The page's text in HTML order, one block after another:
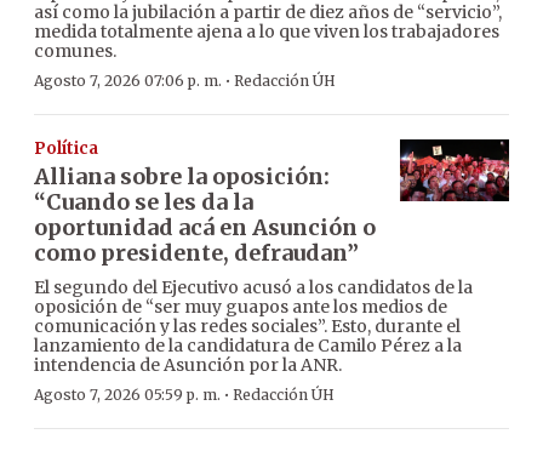
así como la jubilación a partir de diez años de “servicio”,
medida totalmente ajena a lo que viven los trabajadores
comunes.
Agosto 7, 2026 07:06 p. m. · Redacción ÚH
Política
Alliana sobre la oposición:
“Cuando se les da la
oportunidad acá en Asunción o
como presidente, defraudan”
El segundo del Ejecutivo acusó a los candidatos de la
oposición de “ser muy guapos ante los medios de
comunicación y las redes sociales”. Esto, durante el
lanzamiento de la candidatura de Camilo Pérez a la
intendencia de Asunción por la ANR.
Agosto 7, 2026 05:59 p. m. · Redacción ÚH